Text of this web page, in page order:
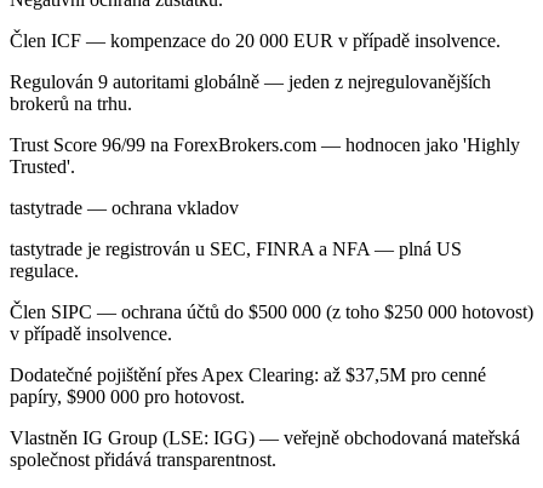
Člen ICF — kompenzace do 20 000 EUR v případě insolvence.
Regulován 9 autoritami globálně — jeden z nejregulovanějších
brokerů na trhu.
Trust Score 96/99 na ForexBrokers.com — hodnocen jako 'Highly
Trusted'.
tastytrade — ochrana vkladov
tastytrade je registrován u SEC, FINRA a NFA — plná US
regulace.
Člen SIPC — ochrana účtů do $500 000 (z toho $250 000 hotovost)
v případě insolvence.
Dodatečné pojištění přes Apex Clearing: až $37,5M pro cenné
papíry, $900 000 pro hotovost.
Vlastněn IG Group (LSE: IGG) — veřejně obchodovaná mateřská
společnost přidává transparentnost.